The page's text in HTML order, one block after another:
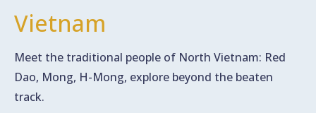
Vietnam
Meet the traditional people of North Vietnam: Red
Dao, Mong, H-Mong, explore beyond the beaten
track.